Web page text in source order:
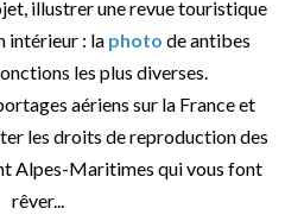
illustrer une revue touristique
intérieur : la photo de antibes
les plus diverses.
aériens sur la France et
les droits de reproduction des
Alpes-Maritimes qui vous font
rêver...